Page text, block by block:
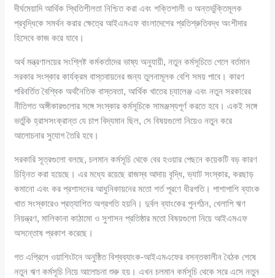
দীর্ঘমেয়াদি আর্থিক স্থিতিশীলতা নিশ্চিত করা এবং শক্তিশালী ও অন্তর্ভুক্তিমূলক
প্রবৃদ্ধিকে সমর্থন করার ক্ষেত্রে আইএমএফ বাংলাদেশের প্রতিশ্রুতিবদ্ধ অংশীদার
হিসেবে কাজ করে যাবে।
অর্থ মন্ত্রণালয়ের সংশ্লিষ্ট কর্মকর্তাদের ভাষ্য অনুযায়ী, নতুন কর্মসূচিতে গেলে বর্তমান
সরকার সংস্কার কার্যক্রম বাস্তবায়নের জন্য তুলনামূলক বেশি সময় পাবে। কারণ
পরিবর্তিত বৈশ্বিক অর্থনৈতিক বাস্তবতা, আর্থিক খাতের চ্যালেঞ্জ এবং নতুন সরকারের
নীতিগত অঙ্গীকারগুলোর সঙ্গে সংস্কার কর্মসূচিকে সামঞ্জস্যপূর্ণ করতে হবে। একই সঙ্গে
ভর্তুকি হ্রাসসংক্রান্ত যে চাপ বিদ্যমান ছিল, সে বিষয়গুলো নিয়েও নতুন করে
আলোচনার সুযোগ তৈরি হবে।
সরকারি সূত্রগুলো বলছে, চলমান কর্মসূচি থেকে বের হওয়ার পেছনে কয়েকটি বড় কারণ
চিহ্নিত করা হয়েছে। এর মধ্যে রয়েছে রাজস্ব আদায় বৃদ্ধি, ভ্যাট সংস্কার, করছাড়
কমানো এবং কর প্রশাসনের আধুনিকায়নের মতো শর্ত পূরণে ধীরগতি। পাশাপাশি ব্যাংক
খাত সংস্কারেও প্রত্যাশিত অগ্রগতি হয়নি। দুর্বল ব্যাংকের পুনর্গঠন, খেলাপি ঋণ
নিয়ন্ত্রণ, মালিকানা কাঠামো ও সুশাসন প্রতিষ্ঠার মতো বিষয়গুলো নিয়ে আইএমএফ
অসন্তোষ প্রকাশ করেছে।
গত এপ্রিলে ওয়াশিংটনে অনুষ্ঠিত বিশ্বব্যাংক-আইএমএফের বসন্তকালীন বৈঠক শেষে
নতুন ঋণ কর্মসূচি নিয়ে আলোচনা শুরু হয়। এখন চলমান কর্মসূচি থেকে সরে এসে নতুন